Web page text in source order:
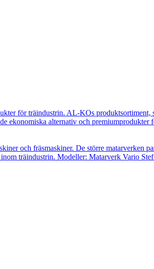
för träindustrin. AL-KOs produktsortiment,
ekonomiska alternativ och
och fräsmaskiner. De större matarverken
träindustrin. Modeller: Matarverk Vario